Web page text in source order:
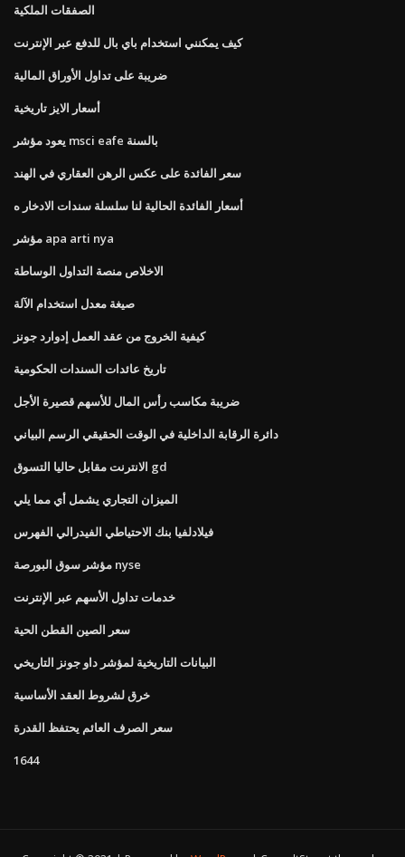
الصفقات الملكية
كيف يمكنني استخدام باي بال للدفع عبر الإنترنت
ضريبة على تداول الأوراق المالية
أسعار الايز تاريخية
يعود مؤشر msci eafe بالسنة
سعر الفائدة على عكس الرهن العقاري في الهند
أسعار الفائدة الحالية لنا سلسلة سندات الادخار ه
مؤشر apa arti nya
الاخلاص منصة التداول الوساطة
صيغة معدل استخدام الآلة
كيفية الخروج من عقد العمل إدوارد جونز
تاريخ عائدات السندات الحكومية
ضريبة مكاسب رأس المال للأسهم قصيرة الأجل
دائرة الرقابة الداخلية في الوقت الحقيقي الرسم البياني
الانترنت مقابل حاليا التسوق gd
الميزان التجاري يشمل أي مما يلي
فيلادلفيا بنك الاحتياطي الفيدرالي الفهرس
مؤشر سوق البورصة nyse
خدمات تداول الأسهم عبر الإنترنت
سعر الصين القطن الحية
البيانات التاريخية لمؤشر داو جونز التاريخي
خرق لشروط العقد الأساسية
سعر الصرف العائم يحتفظ القدرة
1644